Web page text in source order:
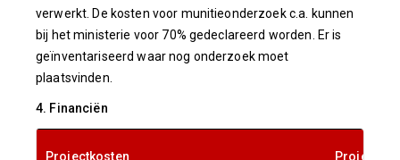
verwerkt. De kosten voor munitieonderzoek c.a. kunnen
bij het ministerie voor 70% gedeclareerd worden. Er is
geïnventariseerd waar nog onderzoek moet
plaatsvinden.
4. Financiën
Projectkosten